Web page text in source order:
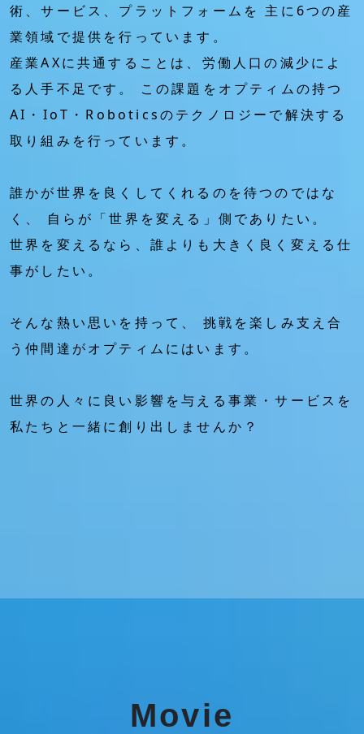
術、サービス、プラットフォームを 主に6つの産
業領域で提供を行っています。
産業AXに共通することは、労働人口の減少によ
る人手不足です。
この課題をオプティムの持つ
AI・IoT・Roboticsのテクノロジーで解決する
取り組みを行っています。
誰かが世界を良くしてくれるのを待つのではな
く、
自らが「世界を変える」側でありたい。
世界を変えるなら、誰よりも大きく良く変える仕
事がしたい。
そんな熱い思いを持って、
挑戦を楽しみ支え合
う仲間達がオプティムにはいます。
世界の人々に良い影響を与える事業・サービスを
私たちと一緒に創り出しませんか？
Movie